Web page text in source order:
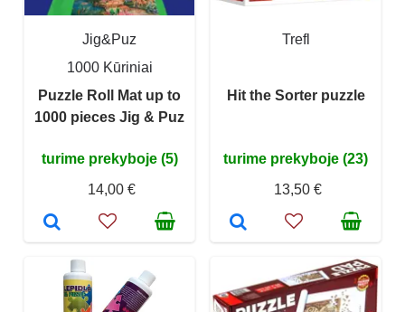
Jig&Puz
1000 Kūriniai
Puzzle Roll Mat up to
1000 pieces Jig & Puz
turime prekyboje (5)
14,00 €
Trefl
Hit the Sorter puzzle
turime prekyboje (23)
13,50 €